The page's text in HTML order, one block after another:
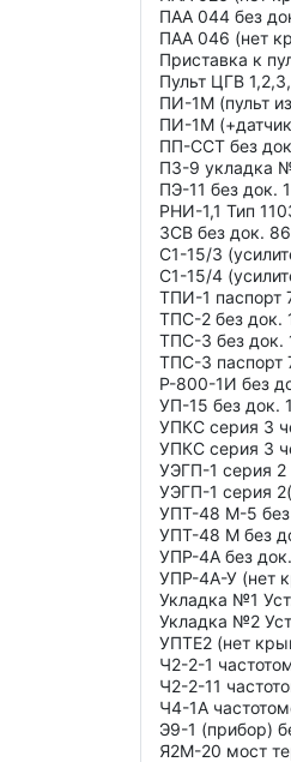
ПАА 044 без
ПАА 046 (нет
Приставка к
Пульт ЦГВ
ПИ-1М (пульт
ПИ-1М
ПП-ССТ без
П3-9 укладка
ПЭ-11 без док.
РНИ-1,1 Тип
ЗСВ без док.
С1-15/3
С1-15/4
ТПИ-1 паспорт
ТПС-2 без док.
ТПС-3 без док.
ТПС-3 паспорт
Р-800-1И без
УП-15 без док.
УПКС серия 3
УПКС серия 3
УЭГП-1 серия 2
УЭГП-1 серия
УПТ-48 М-5 без
УПТ-48 М без
УПР-4А без
УПР-4А-У (нет
Укладка №1
Укладка №2
УПТЕ2 (нет
Ч2-2-1
Ч2-2-11
Ч4-1А
Э9-1 (прибор)
Я2М-20 мост